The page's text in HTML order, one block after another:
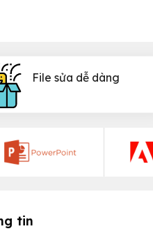
File sửa dễ dàng
tin